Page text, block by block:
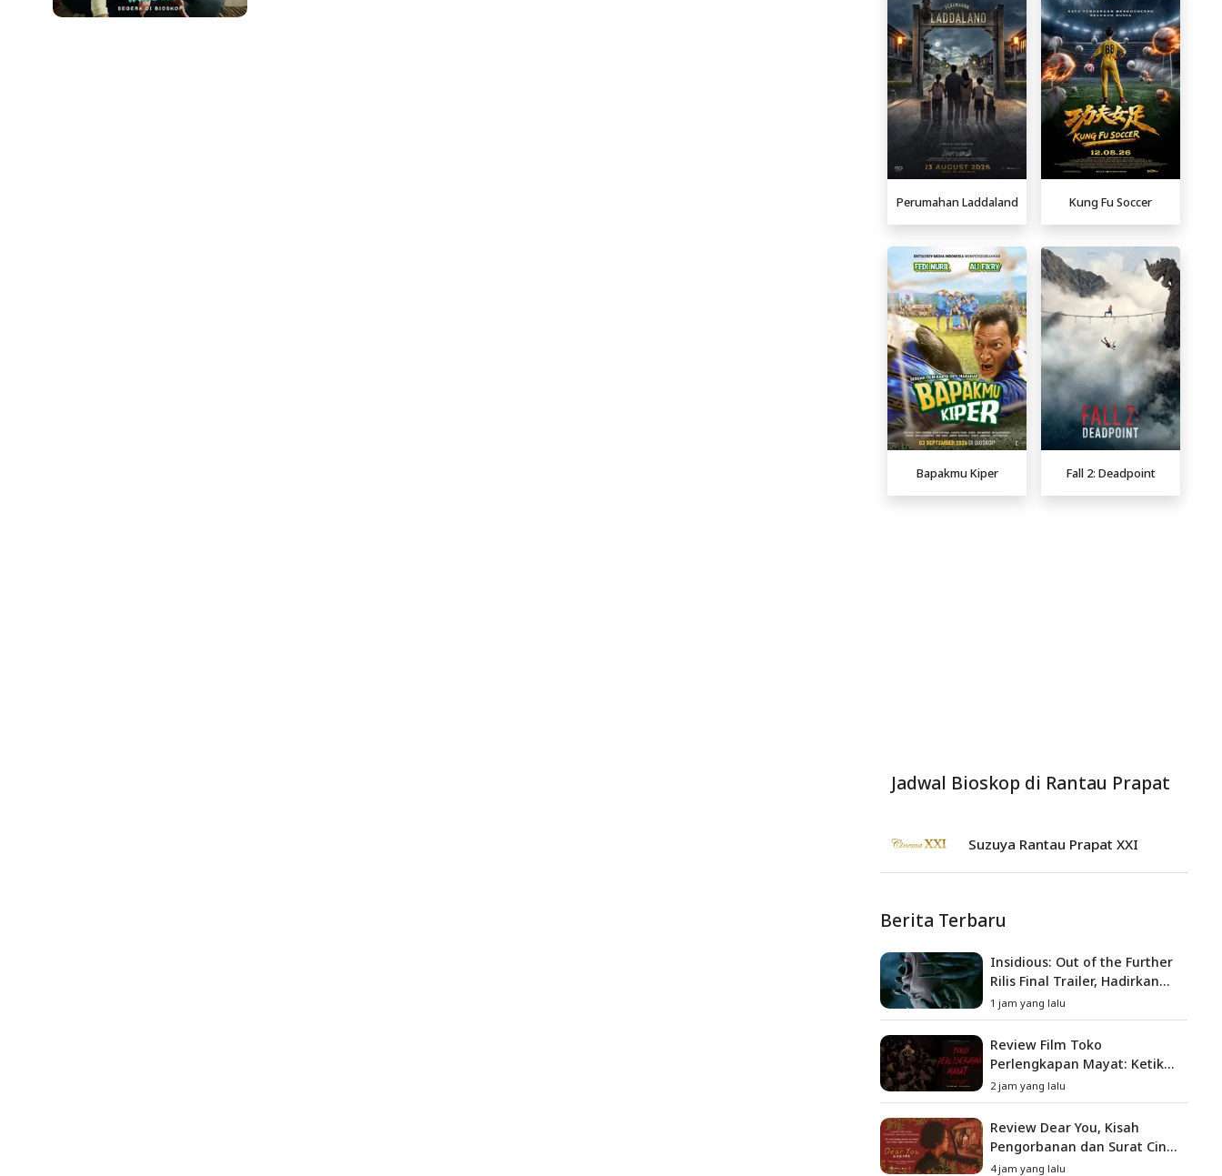
Perumahan Laddaland Kung Fu Soccer
Bapakmu Kiper Fall 2: Deadpoint
Jadwal Bioskop di Rantau Prapat
Suzuya Rantau Prapat XXI
Berita Terbaru
Insidious: Out of the Further
Rilis Final Trailer, Hadirkan
Teror Baru, Iblis Kini Masuk
ke Dunia Manusia
1 jam yang lalu
Review Film Toko
Perlengkapan Mayat: Ketika
Kutukan Keluarga Menjadi
Sumber Teror yang
Sesungguhnya
2 jam yang lalu
Review Dear You, Kisah
Pengorbanan dan Surat Cinta
yang Menyentuh Hati
4 jam yang lalu